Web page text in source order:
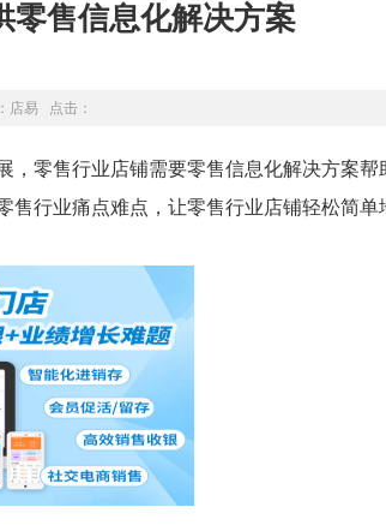
零售信息化解决方案
店易 点击：
零售行业店铺需要零售信息化解决方案帮
售行业痛点难点，让零售行业店铺轻松简单